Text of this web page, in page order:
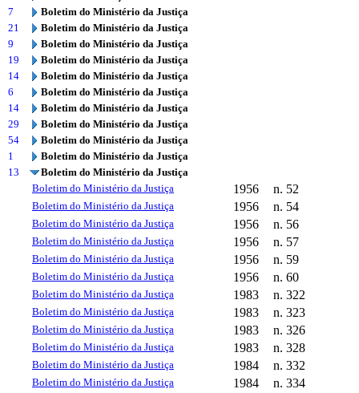
7
Boletim do Ministério da Justiça
21
Boletim do Ministério da Justiça
9
Boletim do Ministério da Justiça
19
Boletim do Ministério da Justiça
14
Boletim do Ministério da Justiça
6
Boletim do Ministério da Justiça
14
Boletim do Ministério da Justiça
29
Boletim do Ministério da Justiça
54
Boletim do Ministério da Justiça
1
Boletim do Ministério da Justiça
13
Boletim do Ministério da Justiça
Boletim do Ministério da Justiça
1956 n. 52
Boletim do Ministério da Justiça 1956 n. 54
Boletim do Ministério da Justiça 1956 n. 56
Boletim do Ministério da Justiça 1956 n. 57
Boletim do Ministério da Justiça 1956 n. 59
Boletim do Ministério da Justiça 1956 n. 60
Boletim do Ministério da Justiça 1983 n. 322
Boletim do Ministério da Justiça 1983 n. 323
Boletim do Ministério da Justiça 1983 n. 326
Boletim do Ministério da Justiça 1983 n. 328
Boletim do Ministério da Justiça 1984 n. 332
Boletim do Ministério da Justiça 1984 n. 334